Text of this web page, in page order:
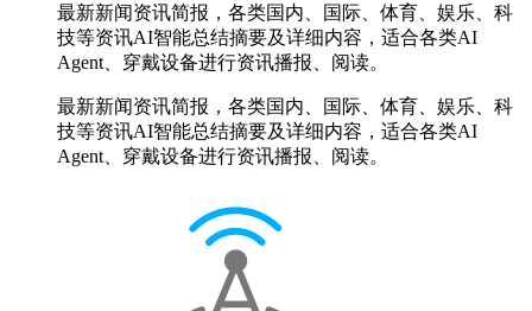
最新新闻资讯简报，各类国内、国际、体育、娱乐、科
技等资讯AI智能总结摘要及详细内容，适合各类AI
Agent、穿戴设备进行资讯播报、阅读。
最新新闻资讯简报，各类国内、国际、体育、娱乐、科
技等资讯AI智能总结摘要及详细内容，适合各类AI
Agent、穿戴设备进行资讯播报、阅读。